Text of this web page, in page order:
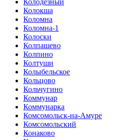
Колокша
Коломна
Коломна-1
Колоски
Колпашево
Колпино
Колтуши
Колыбельское
Кольцово
Кольчугино
Коммунар
Коммунарка
Комсомольск-на-Амуре
Комсомольский
Конаково